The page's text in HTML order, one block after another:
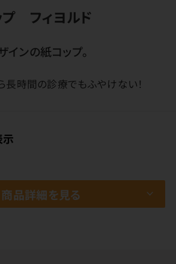
フィヨルド
ンの紙コップ。
時間の診療でもふやけない！
商品詳細を見る